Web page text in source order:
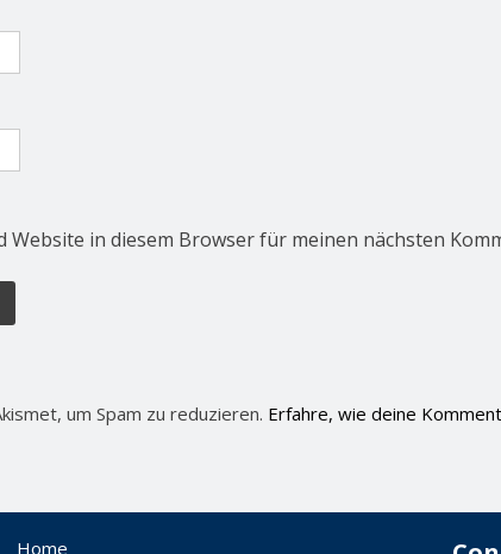
Website in diesem Browser für meinen nächsten
um Spam zu reduzieren. Erfahre, wie deine
Home